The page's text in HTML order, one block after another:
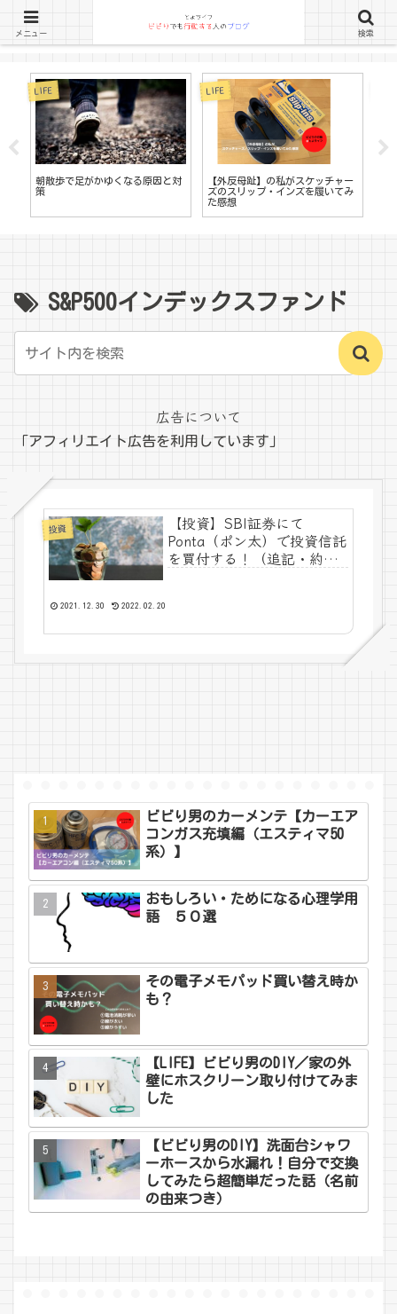
LIFE
朝散歩で足がかゆくなる原因と対
策
LIFE
【外反母趾】の私がスケッチャー
ズのスリップ・インズを履いてみ
た感想
S&P500インデックスファンド
広告について
「アフィリエイト広告を利用しています」
投資
【投資】SBI証券にて
Ponta（ポン太）で投資信託
を買付する！（追記・約定
2021.12.30 2022.02.20
ビビり男のカーメンテ【カーエア
コンガス充填編（エスティマ50
系）】
おもしろい・ためになる心理学用
語 ５０選
その電子メモパッド買い替え時か
も？
【LIFE】ビビり男のDIY／家の外
壁にホスクリーン取り付けてみま
した
【ビビり男のDIY】洗面台シャワ
ーホースから水漏れ！自分で交換
してみたら超簡単だった話（名前
の由来つき）
メニュー 検索